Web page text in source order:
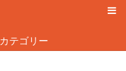
カテゴリー